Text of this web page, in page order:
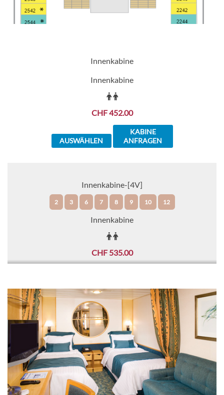
Innenkabine
Innenkabine
CHF 452.00
AUSWÄHLEN
KABINE
ANFRAGEN
Innenkabine-[4V]
2 3 6 7 8 9 10 12
Innenkabine
CHF 535.00
Innenkabine-[2V]
2 6 7 8 9 10
Innenkabine
CHF 548.00